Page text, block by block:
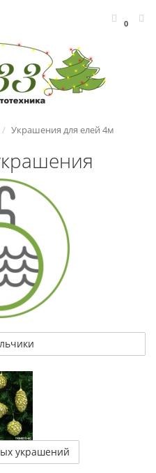
0
Украшения для елей 4м
украшений